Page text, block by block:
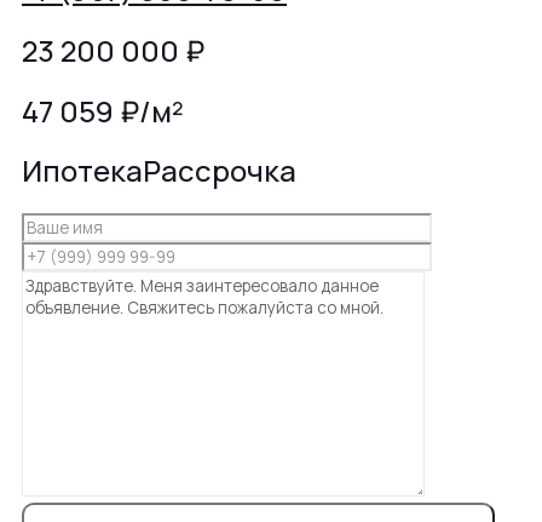
23 200 000 ₽
47 059 ₽/м²
ИпотекаРассрочка